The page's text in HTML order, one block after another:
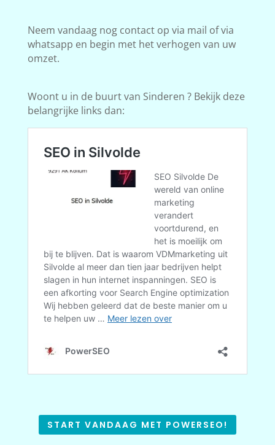
Neem vandaag nog contact op via mail of via
whatsapp en begin met het verhogen van uw
omzet.
Woont u in de buurt van Sinderen ? Bekijk deze
belangrijke links dan:
START VANDAAG MET POWERSEO!